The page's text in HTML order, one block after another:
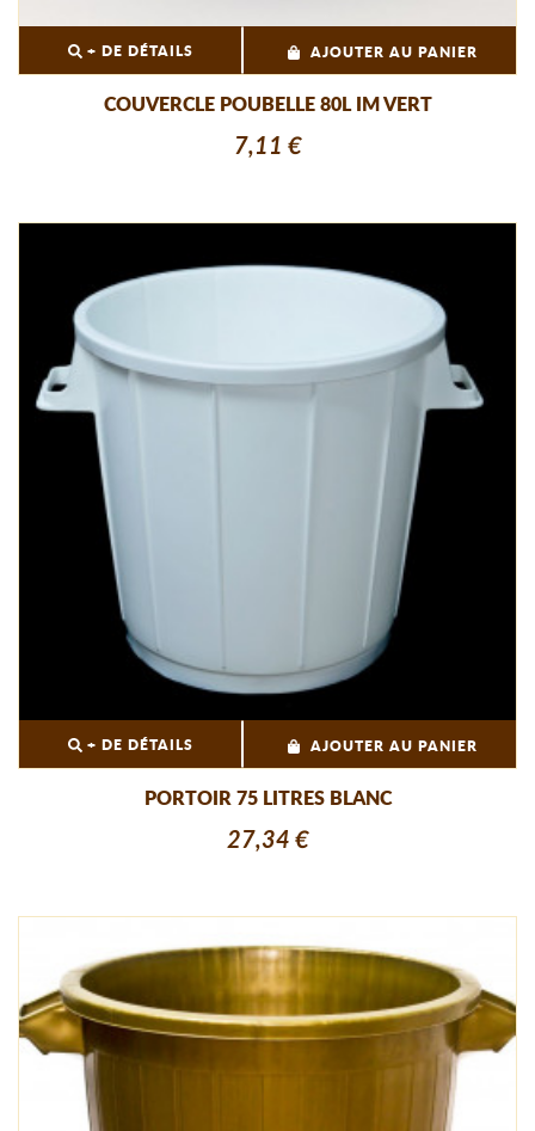
+ DE DÉTAILS AJOUTER AU PANIER
COUVERCLE POUBELLE 80L IM VERT
7,11 €
+ DE DÉTAILS AJOUTER AU PANIER
PORTOIR 75 LITRES BLANC
27,34 €